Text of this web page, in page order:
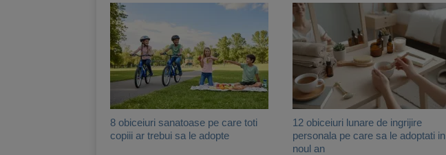
8 obiceiuri sanatoase pe care toti
copiii ar trebui sa le adopte
12 obiceiuri lunare de ingrijire
personala pe care sa le adoptati in
noul an